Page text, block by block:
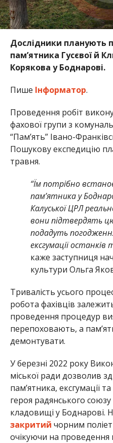
Дослідники планують
пам’ятника Гусєвої й
Корякова у Боднарові.
Пише Інформатор.
Проведення робіт
фахової групи з
“Пам’ять” Івано-
Пошукову експедицію
травня.
“Їм потрібно
пам’ятника у
Калуської ЦРЛ
вони підтвердять
подадуть
ексгумації останків
каже заступниця
культури Ольга
Тривалість усього
робота фахівців
проведення процедур
перепоховають, а
демонтувати.
У березні 2022 року
міської ради дозволив
пам’ятника, ексгумації
героя радянського
кладовищі у Боднарові.
закритий чорним
очікуючи на проведення